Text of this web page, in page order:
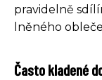
pravidelně
lněného
Často kladené